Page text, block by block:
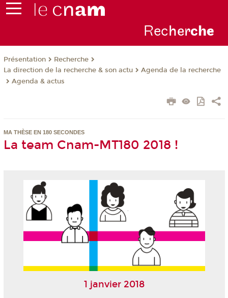
Recherche
Présentation
Recherche
La direction de la recherche & son actu
Agenda de la recherche
Agenda & actus
MA THÈSE EN 180 SECONDES
La team Cnam-MT180 2018 !
1 janvier 2018